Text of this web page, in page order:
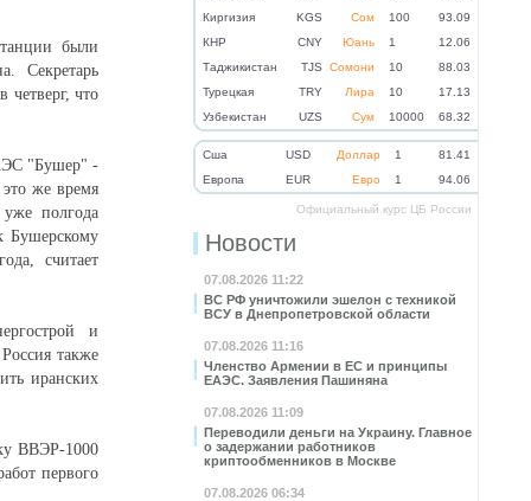
Киргизия
KGS Сом 100
93.09
КНР
CNY Юань 1
12.06
Таджикистан
TJS Сомони 10
88.03
Турецкая
TRY Лира 10
17.13
Узбекистан
UZS Сум 10000 68.32
Cша USD Доллар 1
81.41
Eвропа
EUR Евро 1 94.06
Официальный курс ЦБ России
Новости
07.08.2026 11:22
ВС РФ уничтожили эшелон с техникой
ВСУ в Днепропетровской области
07.08.2026 11:16
Членство Армении в ЕС и принципы
ЕАЭС. Заявления Пашиняна
07.08.2026 11:09
Переводили деньги на Украину. Главное
о задержании работников
криптообменников в Москве
07.08.2026 06:34
были
Секретарь
что
"Бушер" -
же время
полгода
Бушерскому
считает
и
также
иранских
ВВЭР-1000
первого